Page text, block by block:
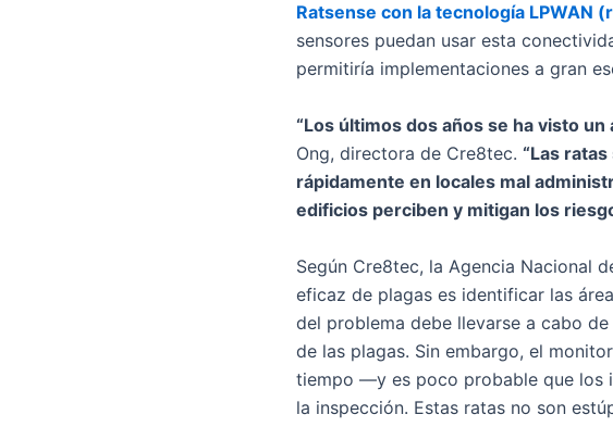
Ratsense con la tecnología LPWAN
sensores puedan usar esta
permitiría implementaciones a gran
“Los últimos dos años se ha visto
Ong, directora de Cre8tec. “Las
rápidamente en locales mal
edificios perciben y mitigan los
Según Cre8tec, la Agencia Nacional
eficaz de plagas es identificar las
del problema debe llevarse a cabo
de las plagas. Sin embargo, el
tiempo —y es poco probable que los
la inspección. Estas ratas no son